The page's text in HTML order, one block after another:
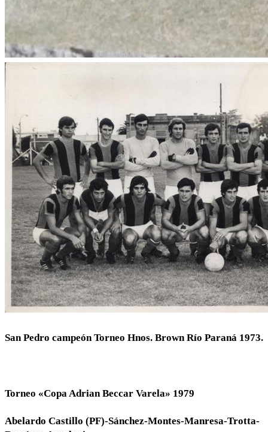
San Pedro campeón Torneo Hnos. Brown Río Paraná 1973.
Torneo «Copa Adrian Beccar Varela» 1979
Abelardo Castillo (PF)-Sánchez-Montes-Manresa-Trotta-